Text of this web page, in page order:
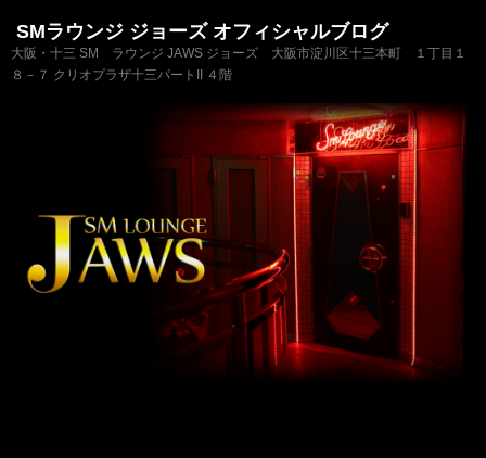
SMラウンジ ジョーズ オフィシャルブログ
大阪・十三 SM ラウンジ JAWS ジョーズ 大阪市淀川区十三本町 １丁目１
８－７ クリオプラザ十三パートII ４階